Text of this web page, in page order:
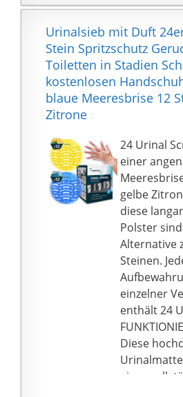
bietet
, um ein
schaffen,
entspricht.
einem
Produkt
einer
erfolgreich
werden, da
kompakte
und an der
montiert ist,
nicht viel
einnimmt.
Oberfläche
Ihnen die
für
Dank dem
Spülrand
weniger
Keime
✅ Dank
Qualität ist
Urinal ein
Element in
Urinal in
VBChome
Keramik ist
universellen
dem Zulauf
Sein
Urinalsieb mit Duft
Stein Spritzschutz
Toiletten in Stadien
kostenlosen
blaue Meeresbrise 12
Zitrone
24 Urinal
einer
gelbe
diese
Polster
Alternative
Steinen.
einzelner
enthält 24
Diese
einer